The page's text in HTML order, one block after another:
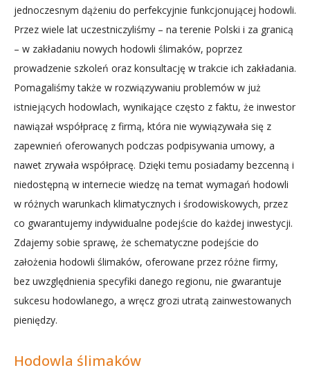
jednoczesnym dążeniu do perfekcyjnie funkcjonującej hodowli.
Przez wiele lat uczestniczyliśmy – na terenie Polski i za granicą
– w zakładaniu nowych hodowli ślimaków, poprzez
prowadzenie szkoleń oraz konsultację w trakcie ich zakładania.
Pomagaliśmy także w rozwiązywaniu problemów w już
istniejących hodowlach, wynikające często z faktu, że inwestor
nawiązał współpracę z firmą, która nie wywiązywała się z
zapewnień oferowanych podczas podpisywania umowy, a
nawet zrywała współpracę. Dzięki temu posiadamy bezcenną i
niedostępną w internecie wiedzę na temat wymagań hodowli
w różnych warunkach klimatycznych i środowiskowych, przez
co gwarantujemy indywidualne podejście do każdej inwestycji.
Zdajemy sobie sprawę, że schematyczne podejście do
założenia hodowli ślimaków, oferowane przez różne firmy,
bez uwzględnienia specyfiki danego regionu, nie gwarantuje
sukcesu hodowlanego, a wręcz grozi utratą zainwestowanych
pieniędzy.
Hodowla ślimaków